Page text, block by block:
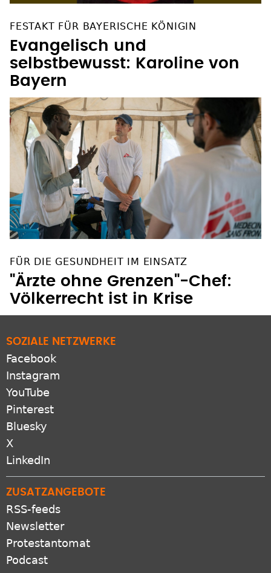
FESTAKT FÜR BAYERISCHE KÖNIGIN
Evangelisch und
selbstbewusst: Karoline von
Bayern
FÜR DIE GESUNDHEIT IM EINSATZ
"Ärzte ohne Grenzen"-Chef:
Völkerrecht ist in Krise
SOZIALE NETZWERKE
Facebook
Instagram
YouTube
Pinterest
Bluesky
X
LinkedIn
ZUSATZANGEBOTE
RSS-feeds
Newsletter
Protestantomat
Podcast